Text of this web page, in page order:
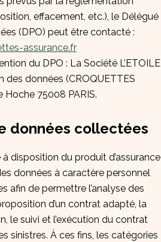
effacement, etc.), le Délégué
(DPO) peut être contacté :
assurance.fr
du DPO : La Société L’ETOILE
des données (CROQUETTES
Hoche 75008 PARIS.
données collectées
disposition du produit d’assurance
données à caractère personnel
afin de permettre l’analyse des
d’un contrat adapté, la
le suivi et l’exécution du contrat
sinistres. À ces fins, les catégories